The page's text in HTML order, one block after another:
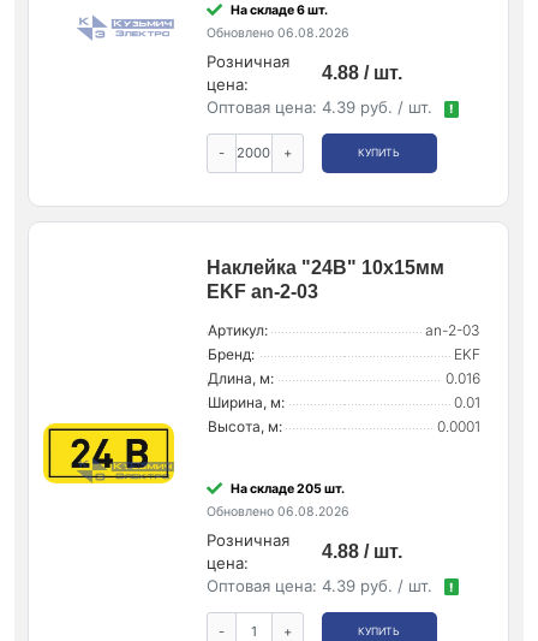
На складе 6 шт.
Обновлено 06.08.2026
Розничная
цена:
4.88 / шт.
Оптовая цена: 4.39 руб. / шт. !
- + КУПИТЬ
Наклейка "24В" 10х15мм
EKF an-2-03
Артикул:
an-2-03
Бренд:
EKF
Длина, м:
0.016
Ширина, м:
0.01
Высота, м:
0.0001
На складе 205 шт.
Обновлено 06.08.2026
Розничная
цена:
4.88 / шт.
Оптовая цена: 4.39 руб. / шт. !
- + КУПИТЬ